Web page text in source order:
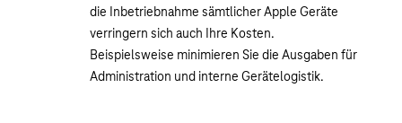
die Inbetriebnahme sämtlicher Apple Geräte
verringern sich auch Ihre Kosten.
Beispielsweise minimieren Sie die Ausgaben für
Administration und interne Gerätelogistik.